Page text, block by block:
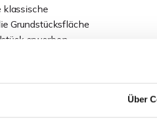
Über
klassische
Grundstücksfläche
erworben
Größe von rund
rund 1.118 m².
in großen Teilen
und ein
für ausreichend
rund 114 m²